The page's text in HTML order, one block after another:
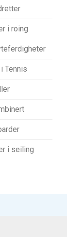
i roing
Tennis
i seiling